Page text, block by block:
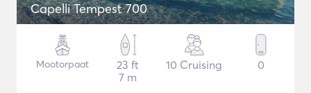
Capelli Tempest 700
Mootorpaat
23 ft
7 m
10 Cruising 0